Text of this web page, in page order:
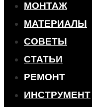
МОНТАЖ
МАТЕРИАЛЫ
СОВЕТЫ
СТАТЬИ
РЕМОНТ
ИНСТРУМЕНТ